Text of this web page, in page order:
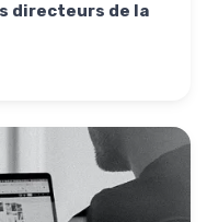
directeurs de la